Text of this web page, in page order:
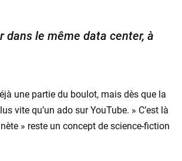
dans le même data center, à
une partie du boulot, mais dès que la
vite qu’un ado sur YouTube. » C’est là
» reste un concept de science-fiction